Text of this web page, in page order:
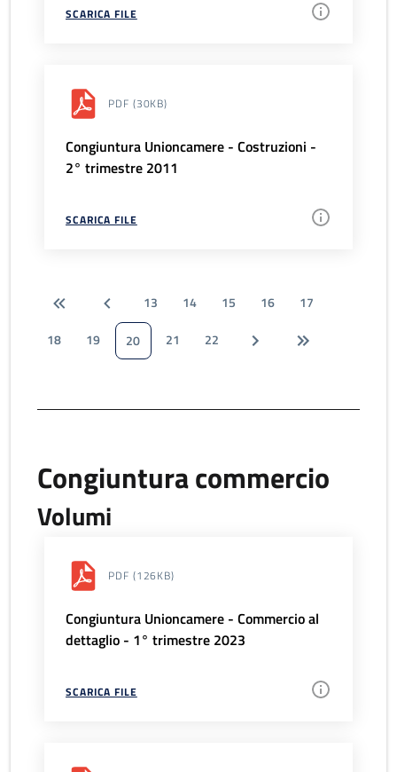
SCARICA FILE
PDF (30KB)
Congiuntura Unioncamere - Costruzioni -
2° trimestre 2011
SCARICA FILE
13 14 15 16
17
18
19 20 21 22
Congiuntura commercio
Volumi
PDF (126KB)
Congiuntura Unioncamere - Commercio al
dettaglio - 1° trimestre 2023
SCARICA FILE